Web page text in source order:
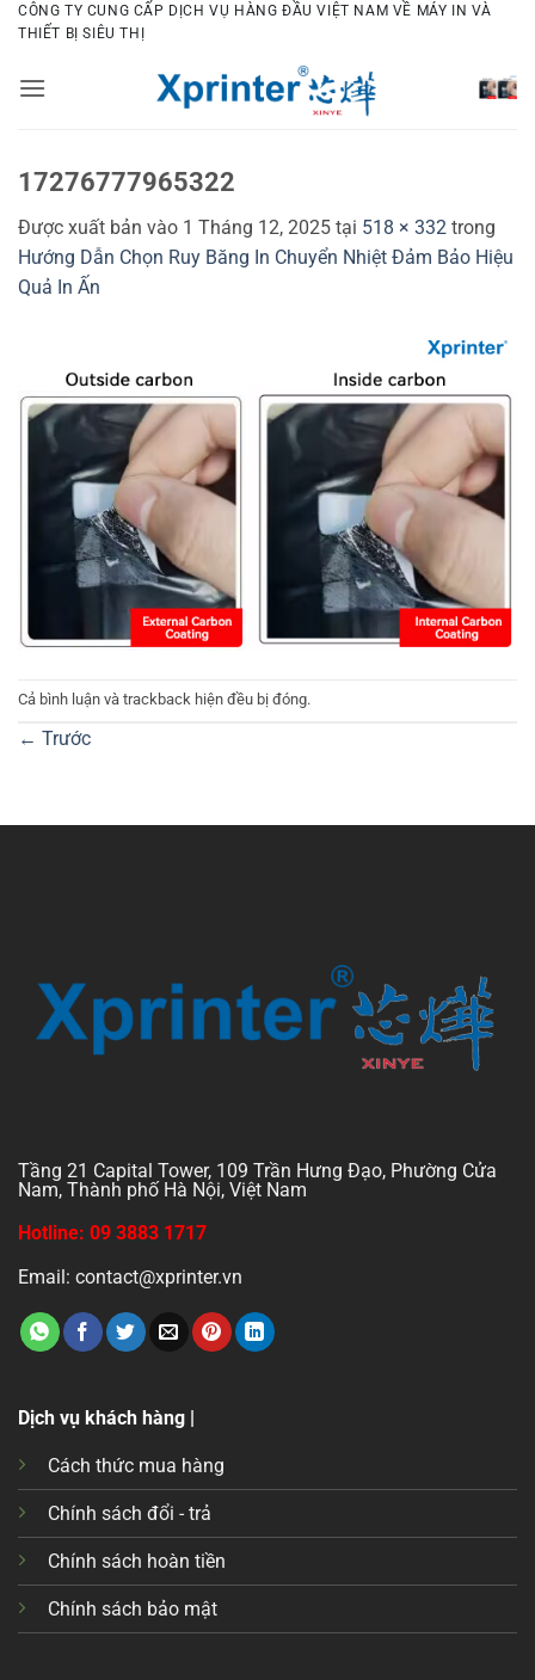
Bỏ
qua
dung
CÔNG TY CUNG CẤP DỊCH VỤ HÀNG ĐẦU VIỆT NAM VỀ MÁY IN VÀ
THIẾT BỊ SIÊU THỊ
17276777965322
Được xuất bản vào 1 Tháng 12, 2025 tại 518 × 332 trong
Hướng Dẫn Chọn Ruy Băng In Chuyển Nhiệt Đảm Bảo Hiệu
Quả In Ấn
Cả bình luận và trackback hiện đều bị đóng.
← Trước
Tầng 21 Capital Tower, 109 Trần Hưng Đạo, Phường Cửa
Nam, Thành phố Hà Nội, Việt Nam
Hotline: 09 3883 1717
Email: contact@xprinter.vn
Dịch vụ khách hàng |
Cách thức mua hàng
Chính sách đổi - trả
Chính sách hoàn tiền
Chính sách bảo mật